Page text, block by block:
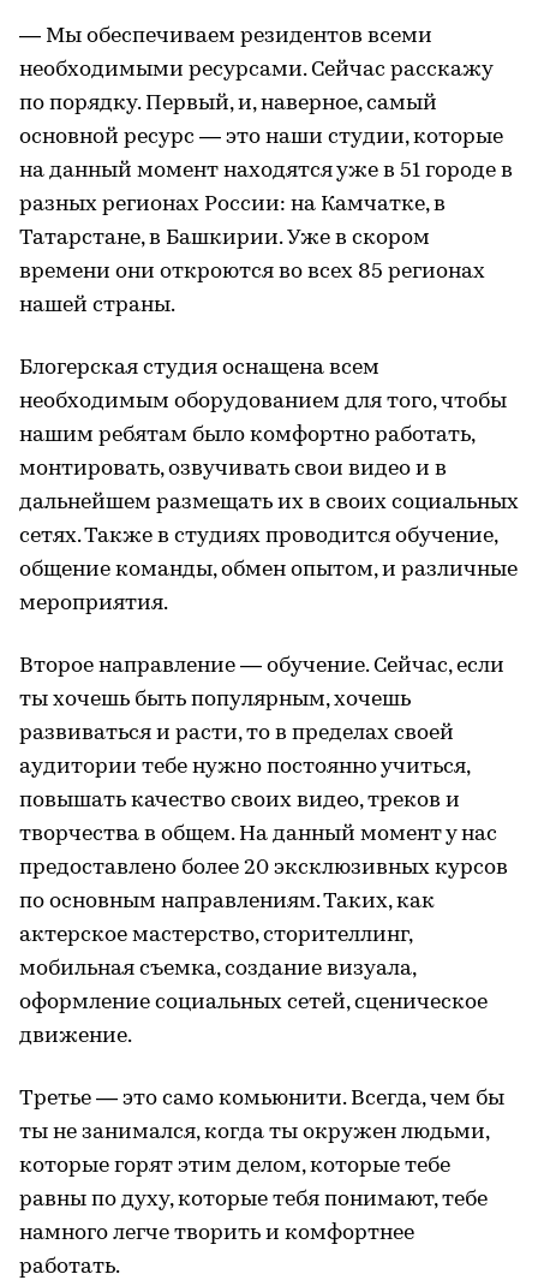
— Мы обеспечиваем резидентов всеми
необходимыми ресурсами. Сейчас расскажу
по порядку. Первый, и, наверное, самый
основной ресурс — это наши студии, которые
на данный момент находятся уже в 51 городе в
разных регионах России: на Камчатке, в
Татарстане, в Башкирии. Уже в скором
времени они откроются во всех 85 регионах
нашей страны.
Блогерская студия оснащена всем
необходимым оборудованием для того, чтобы
нашим ребятам было комфортно работать,
монтировать, озвучивать свои видео и в
дальнейшем размещать их в своих социальных
сетях. Также в студиях проводится обучение,
общение команды, обмен опытом, и различные
мероприятия.
Второе направление — обучение. Сейчас, если
ты хочешь быть популярным, хочешь
развиваться и расти, то в пределах своей
аудитории тебе нужно постоянно учиться,
повышать качество своих видео, треков и
творчества в общем. На данный момент у нас
предоставлено более 20 эксклюзивных курсов
по основным направлениям. Таких, как
актерское мастерство, сторителлинг,
мобильная съемка, создание визуала,
оформление социальных сетей, сценическое
движение.
Третье — это само комьюнити. Всегда, чем бы
ты не занимался, когда ты окружен людьми,
которые горят этим делом, которые тебе
равны по духу, которые тебя понимают, тебе
намного легче творить и комфортнее
работать.